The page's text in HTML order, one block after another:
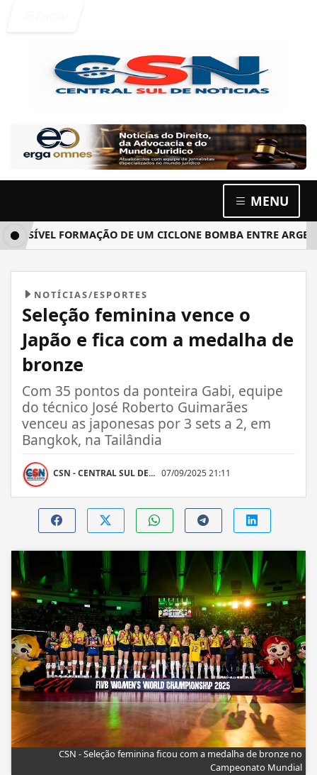
MENU
FORMAÇÃO DE UM CICLONE BOMBA ENTRE
NOTÍCIAS/ESPORTES
Seleção feminina vence o
Japão e fica com a medalha de
bronze
Com 35 pontos da ponteira Gabi, equipe
do técnico José Roberto Guimarães
venceu as japonesas por 3 sets a 2, em
Bangkok, na Tailândia
CSN - CENTRAL SUL DE... 07/09/2025 21:11
CSN - Seleção feminina ficou com a medalha de bronze no
Campeonato Mundial